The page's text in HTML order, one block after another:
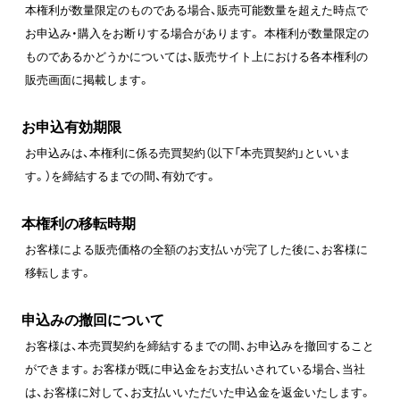
本権利が数量限定のものである場合、販売可能数量を超えた時点で
お申込み・購入をお断りする場合があります。 本権利が数量限定の
ものであるかどうかについては、販売サイト上における各本権利の
販売画面に掲載します。
お申込有効期限
お申込みは、本権利に係る売買契約（以下「本売買契約」といいま
す。）を締結するまでの間、有効です。
本権利の移転時期
お客様による販売価格の全額のお支払いが完了した後に、お客様に
移転します。
申込みの撤回について
お客様は、本売買契約を締結するまでの間、お申込みを撤回すること
ができます。お客様が既に申込金をお支払いされている場合、当社
は、お客様に対して、お支払いいただいた申込金を返金いたします。